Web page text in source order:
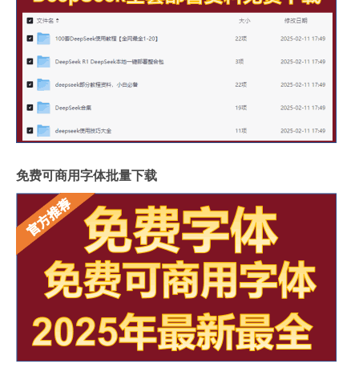
免费可商用字体批量下载